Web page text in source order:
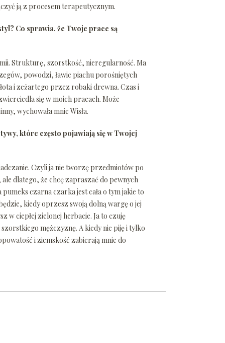
ją z procesem terapeutycznym.
Co sprawia, że Twoje prace są
Strukturę, szorstkość, nieregularność. Ma
powodzi, ławic piachu porośniętych
i zeżartego przez robaki drewna. Czas i
się w moich pracach. Może
wychowała mnie Wisła.
które często pojawiają się w Twojej
Czyli ja nie tworzę przedmiotów po
ale dlatego, że chcę zapraszać do pewnych
czarna czarka jest cała o tym jakie to
kiedy oprzesz swoją dolną wargę o jej
w ciepłej zielonej herbacie. Ja to czuję
mężczyznę. A kiedy nie piję i tylko
i ziemskość zabierają mnie do